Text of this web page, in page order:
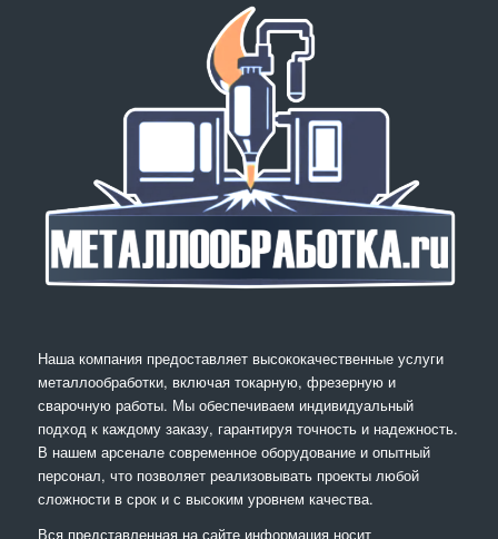
Наша компания предоставляет высококачественные услуги
металлообработки, включая токарную, фрезерную и
сварочную работы. Мы обеспечиваем индивидуальный
подход к каждому заказу, гарантируя точность и надежность.
В нашем арсенале современное оборудование и опытный
персонал, что позволяет реализовывать проекты любой
сложности в срок и с высоким уровнем качества.
Вся представленная на сайте информация носит